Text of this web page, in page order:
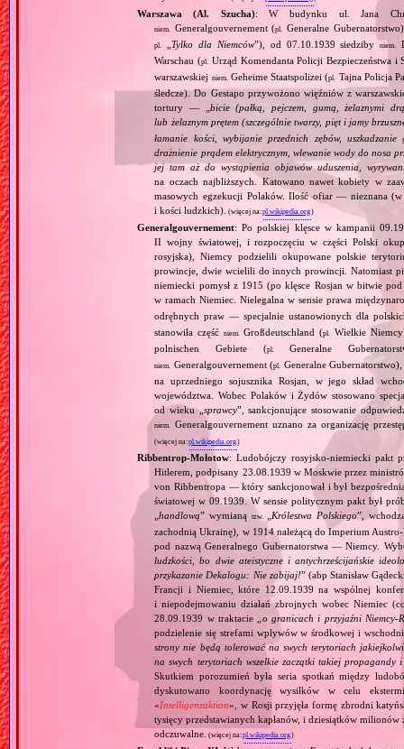
Warszawa (Al. Szucha): W budynku ul. Jana
niem. Generalgouvernement (pl. Generalne
pl. „Tylko dla Niemców”), od 07.10.1939 siedzibyniem.
Warschau (pl. Urząd Komendanta Policji Bezpieczeństwa i
warszawskiej niem. Geheime Staatspolizei (pl. Tajna Policja
śledcze). Do Gestapo przywożono więźniów z
tortury — „ bicie (pałką, pejczem, gumą, żelaznymi
lub żelaznym prętem (szczególnie twarzy, pięt i jamy
łamanie kości, wybijanie przednich zębów, uszkadzanie
drażnienie prądem elektrycznym, wlewanie wody do nosa
jej tam aż do wystąpienia objawów uduszenia,
na oczach najbliższych. Katowano nawet kobiety w
masowych egzekucji Polaków. Ilość ofiar — nieznana
i kości ludzkich). (więcej na:pl.wikipedia.org)
Generalgouvernement: Po polskiej klęsce w kampanii
II wojny światowej, i rozpoczęciu w części Polski
rosyjska), Niemcy podzielili okupowane polskie
prowincje, dwie wcielili do innych prowincji. Natomiast
niemiecki pomysł z 1915 (po klęsce Rosjan w bitwie
w ramach Niemiec. Nielegalna w sensie prawa
odrębnych praw — specjalnie ustanowionych dla
stanowiła część niem. Großdeutschland (pl. Wielkie
polnischen Gebiete (pl. Generalne
niem. Generalgouvernement (pl. Generalne
na uprzedniego sojusznika Rosjan, w jego skład
województwa. Wobec Polaków i Żydów stosowano
od wieku „ sprawcy”, sankcjonujące stosowanie
niem. Generalgouvernement uznano za organizację
(więcej na:pl.wikipedia.org)
Ribbentrop‐Mołotow: Ludobójczy rosyjsko‐niemiecki pakt
Hitlerem, podpisany 23.08.1939 w Moskwie przez
von Ribbentropa — który sankcjonował i był
światowej w 09.1939. W sensie politycznym pakt był
„handlową” wymianą tzw. Królestwa Polskiego”,
zachodnią Ukrainę), w 1914 należącą do Imperium
pod nazwą Generalnego Gubernatorstwa — Niemcy.
ludzkości, bo dwie ateistyczne i antychrześcijańskie
przykazanie Dekalogu: Nie zabijaj!” (abp Stanisław
Francji i Niemiec, które 12.09.1939 na wspólnej
i niepodejmowaniu działań zbrojnych wobec Niemiec
28.09.1939 w traktacie „ o granicach i przyjaźni
podzielenie się strefami wpływów w środkowej i
strony nie będą tolerować na swych terytoriach
na swych terytoriach wszelkie zaczątki takiej
Skutkiem porozumień była seria spotkań między
dyskutowano koordynację wysiłków w celu
«Intelligenzaktion», w Rosji przyjęła formę zbrodni
tysięcy przedstawianych kapłanów, i dziesiątków
odczuwalne. (więcej na:pl.wikipedia.org)